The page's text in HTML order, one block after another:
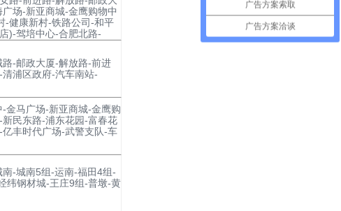
场-新亚商城-金鹰购物中
-健康新村-铁路公司-和平
)-驾培中心-合肥北路-
-邮政大厦-解放路-前进
浦区政府-汽车南站-
金马广场-新亚商城-金鹰购
民东路-浦东花园-富春花
丰时代广场-武警支队-车
-城南5组-运南-福田4组-
纬钢材城-王庄9组-普墩-黄
广告方案索取
广告方案洽谈